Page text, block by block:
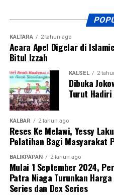
KALTARA 2 tahun ago
Acara Apel Digelar di
Bitul Izzah
KALSEL 2
Dibuka
Turut
KALBAR 2 tahun ago
Reses Ke Melawi, Yessy
Pelatihan Bagi Masyarakat
BALIKPAPAN 2 tahun ago
Mulai 1 September 2024,
Patra Niaga Turunkan
Series dan Dex Series